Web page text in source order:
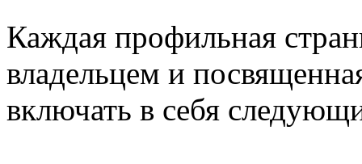
Каждая профильная
владельцем и
включать в себя